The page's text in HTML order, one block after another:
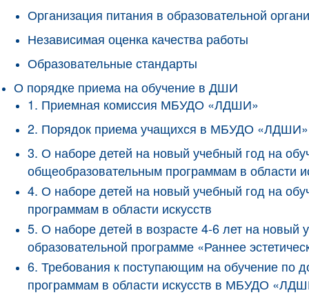
Организация питания в образовательной
Независимая оценка качества работы
Образовательные стандарты
О порядке приема на обучение в ДШИ
1. Приемная комиссия МБУДО «ЛДШИ»
2. Порядок приема учащихся в МБУДО «ЛДШИ»
3. О наборе детей на новый учебный год на
общеобразовательным программам в области
4. О наборе детей на новый учебный год на
программам в области искусств
5. О наборе детей в возрасте 4-6 лет на
образовательной программе «Раннее
6. Требования к поступающим на обучение по
программам в области искусств в МБУДО